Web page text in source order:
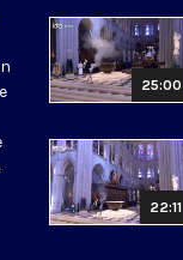
25:00
22:11